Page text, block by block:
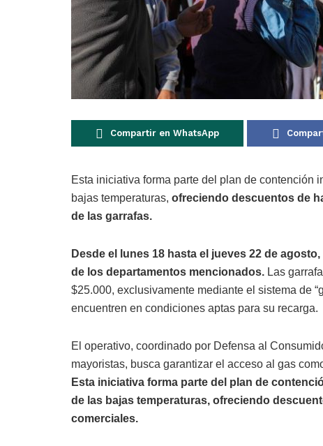
Compartir en WhatsApp
Esta iniciativa forma parte del plan de contención
bajas temperaturas, ofreciendo descuentos de
de las garrafas.
Desde el lunes 18 hasta el jueves 22 de
de los departamentos mencionados. Las
$25.000, exclusivamente mediante el sistema de
encuentren en condiciones aptas para su recarga.
El operativo, coordinado por Defensa al
mayoristas, busca garantizar el acceso al gas
Esta iniciativa forma parte del plan de
de las bajas temperaturas, ofreciendo
comerciales.